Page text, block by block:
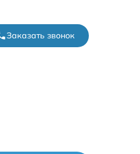
Заказать звонок